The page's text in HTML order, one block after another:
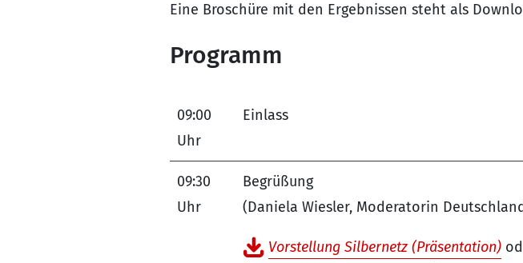
Eine Broschüre mit den Ergebnissen steht als
Programm
09:00
Uhr
Einlass
09:30
Uhr
Begrüßung
(Daniela Wiesler, Moderatorin
Vorstellung Silbernetz (Präsentation)